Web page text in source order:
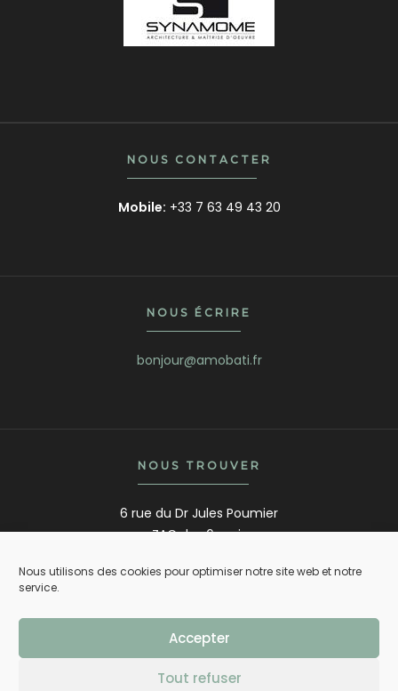
Nous utilisons des cookies pour optimiser notre site web et notre
service.
Accepter
Tout refuser
NOUS CONTACTER
Mobile: +33 7 63 49 43 20
NOUS ÉCRIRE
bonjour@amobati.fr
NOUS TROUVER
6 rue du Dr Jules Poumier
ZAC des 6 croix
Mentions légales-Confidentialité-Cookie